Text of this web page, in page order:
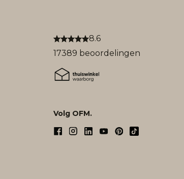
8.6
17389 beoordelingen
Volg OFM.